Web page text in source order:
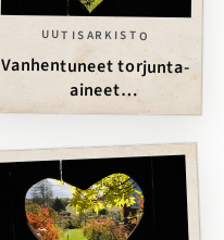
UUTISARKISTO
Vanhentuneet torjunta-
aineet
ongelmajätteeksi